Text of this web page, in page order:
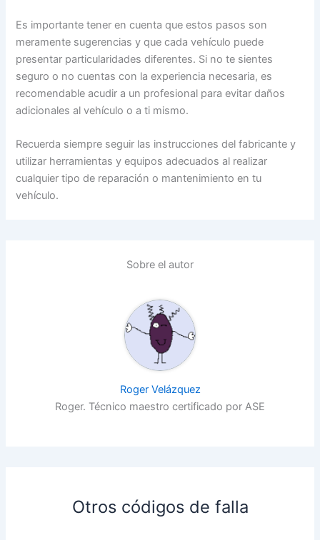
Es importante tener en cuenta que estos pasos son
meramente sugerencias y que cada vehículo puede
presentar particularidades diferentes. Si no te sientes
seguro o no cuentas con la experiencia necesaria, es
recomendable acudir a un profesional para evitar daños
adicionales al vehículo o a ti mismo.
Recuerda siempre seguir las instrucciones del fabricante y
utilizar herramientas y equipos adecuados al realizar
cualquier tipo de reparación o mantenimiento en tu
vehículo.
Sobre el autor
Roger Velázquez
Roger. Técnico maestro certificado por ASE
Otros códigos de falla